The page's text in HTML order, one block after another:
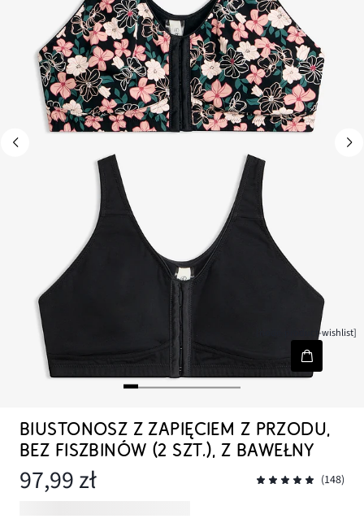
[node-product-wishlist]
BIUSTONOSZ Z ZAPIĘCIEM Z PRZODU,
BEZ FISZBINÓW (2 SZT.), Z BAWEŁNY
97,99 zł (148)